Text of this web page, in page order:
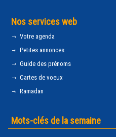
Nos services web
Votre agenda
Petites annonces
Guide des prénoms
Cartes de voeux
Ramadan
Mots-clés de la semaine